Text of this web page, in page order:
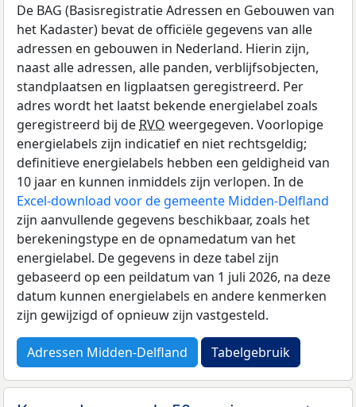
De BAG (Basisregistratie Adressen en Gebouwen van
het Kadaster) bevat de officiële gegevens van alle
adressen en gebouwen in Nederland. Hierin zijn,
naast alle adressen, alle panden, verblijfsobjecten,
standplaatsen en ligplaatsen geregistreerd. Per
adres wordt het laatst bekende energielabel zoals
geregistreerd bij de RVO weergegeven. Voorlopige
energielabels zijn indicatief en niet rechtsgeldig;
definitieve energielabels hebben een geldigheid van
10 jaar en kunnen inmiddels zijn verlopen. In de
Excel-download voor de gemeente Midden-Delfland
zijn aanvullende gegevens beschikbaar, zoals het
berekeningstype en de opnamedatum van het
energielabel. De gegevens in deze tabel zijn
gebaseerd op een peildatum van 1 juli 2026, na deze
datum kunnen energielabels en andere kenmerken
zijn gewijzigd of opnieuw zijn vastgesteld.
Adressen Midden-Delfland Tabelgebruik